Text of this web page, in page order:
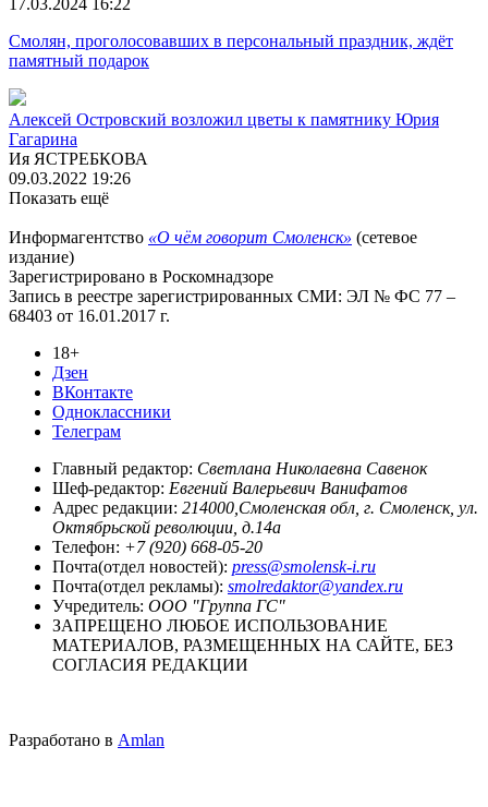
Смолян, проголосовавших в персональный праздник, ждёт
памятный подарок
Алексей Островский возложил цветы к памятнику Юрия
Гагарина
Ия ЯСТРЕБКОВА
09.03.2022 19:26
Показать ещё
Информагентство «О чём говорит Смоленск» (сетевое
издание)
Зарегистрировано в Роскомнадзоре
Запись в реестре зарегистрированных СМИ: ЭЛ № ФС 77 –
68403 от 16.01.2017 г.
18+
Дзен
ВКонтакте
Одноклассники
Телеграм
Главный редактор: Светлана Николаевна Савенок
Шеф-редактор: Евгений Валерьевич Ванифатов
Адрес редакции: 214000,Смоленская обл, г. Смоленск, ул.
Октябрьской революции, д.14а
Телефон: +7 (920) 668-05-20
Почта(отдел новостей): press@smolensk-i.ru
Почта(отдел рекламы): smolredaktor@yandex.ru
Учредитель: ООО "Группа ГС"
ЗАПРЕЩЕНО ЛЮБОЕ ИСПОЛЬЗОВАНИЕ
МАТЕРИАЛОВ, РАЗМЕЩЕННЫХ НА САЙТЕ, БЕЗ
СОГЛАСИЯ РЕДАКЦИИ
Разработано в Amlan